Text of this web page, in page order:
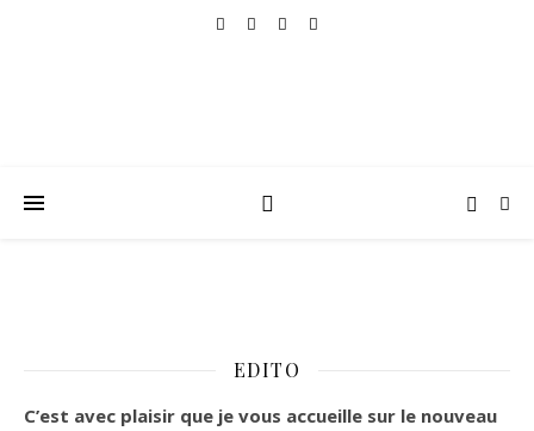
EDITO
C’est avec plaisir que je vous accueille sur le nouveau